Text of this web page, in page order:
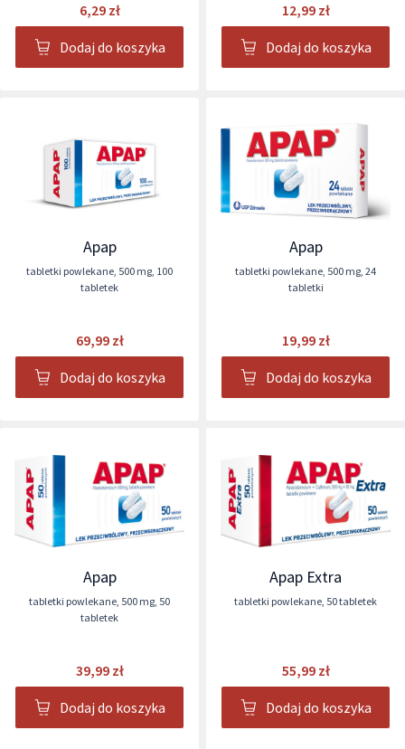
6,29 zł
Dodaj do koszyka
12,99 zł
Dodaj do koszyka
Apap
tabletki powlekane, 500 mg, 100
tabletek
69,99 zł
Dodaj do koszyka
Apap
tabletki powlekane, 500 mg, 24
tabletki
19,99 zł
Dodaj do koszyka
Apap
tabletki powlekane, 500 mg, 50
tabletek
39,99 zł
Dodaj do koszyka
Apap Extra
tabletki powlekane, 50 tabletek
55,99 zł
Dodaj do koszyka